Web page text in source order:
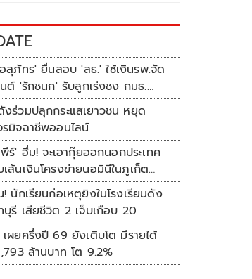
สุภัทร' ยื่นสอบ 'สธ.' ใช้เงินรพ.จัด
ต์ 'รักชนก' รับลูกเร่งชง กมธ.
ยนา
งร่วมปลุกกระแสเยาวชน หยุด
มิจฉาชีพออนไลน์
กนอกประเทศ
ส้นเงินโครงข่ายนอมินีในภูเก็ต
บริษัท
นักเรียนก่อเหตุยิงในโรงเรียนดัง
บุรี เสียชีวิต 2 เจ็บเกือบ 20
เผยครึ่งปี 69 ยังเติบโต มีรายได้
ล้านบาท โต 9.2%